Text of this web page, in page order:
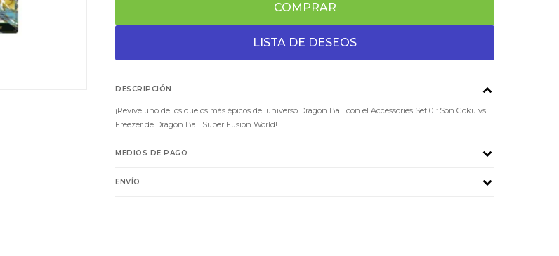
COMPRAR
DESCRIPCIÓN
¡Revive uno de los duelos más épicos del universo Dragon Ball con el Accessories Set 01: Son Goku vs.
Freezer de Dragon Ball Super Fusion World!
MEDIOS DE PAGO
ENVÍO